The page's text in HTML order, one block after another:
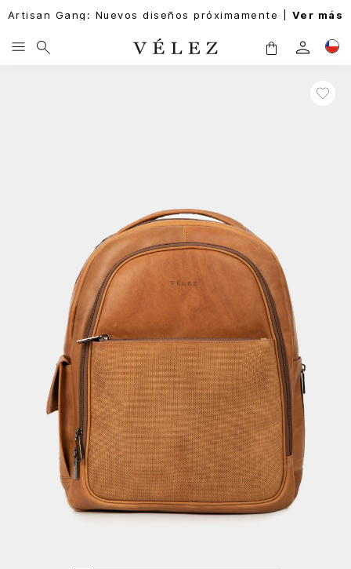
Artisan Gang: Nuevos diseños próximamente | Ver más